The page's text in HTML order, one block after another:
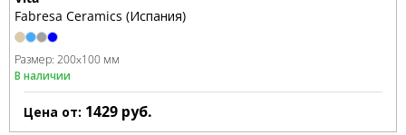
Fabresa Ceramics (Испания)
Размер: 200x100 мм
В наличии
Цена от: 1429 руб.